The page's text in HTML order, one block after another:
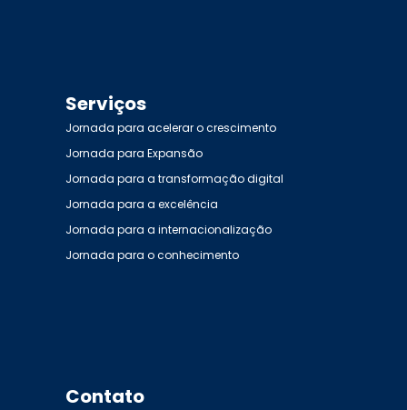
Serviços
Jornada para acelerar o crescimento
Jornada para Expansão
Jornada para a transformação digital
Jornada para a excelência
Jornada para a internacionalização
Jornada para o conhecimento
Contato